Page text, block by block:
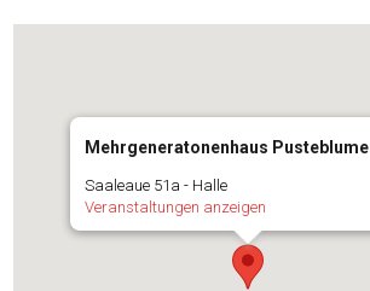
Mehrgeneratonenhaus Pusteblume
Saaleaue 51a - Halle
Veranstaltungen anzeigen